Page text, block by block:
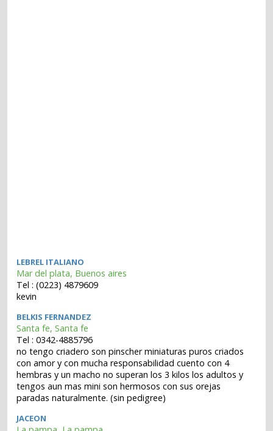
LEBREL ITALIANO
Mar del plata, Buenos aires
Tel : (0223) 4879609
kevin
BELKIS FERNANDEZ
Santa fe, Santa fe
Tel : 0342-4885796
no tengo criadero son pinscher miniaturas puros criados
con amor y con mucha responsabilidad cuento con 4
hembras y un macho no superan los 3 kilos los adultos y
tengos aun mas mini son hermosos con sus orejas
paradas naturalmente. (sin pedigree)
JACEON